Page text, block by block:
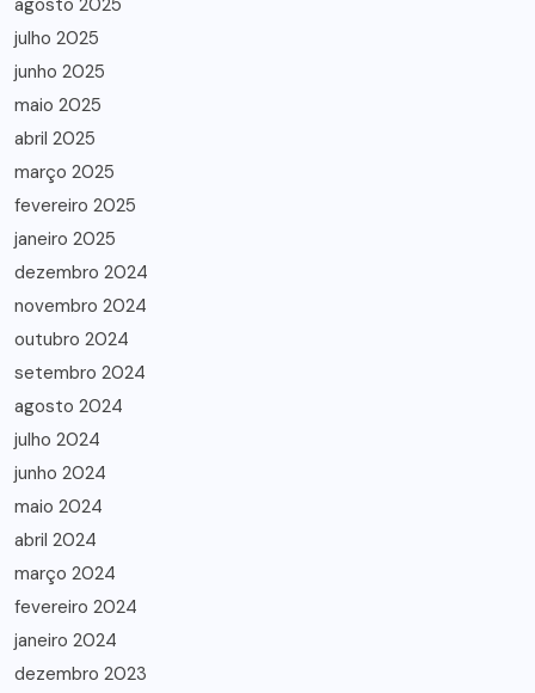
agosto 2025
julho 2025
junho 2025
maio 2025
abril 2025
março 2025
fevereiro 2025
janeiro 2025
dezembro 2024
novembro 2024
outubro 2024
setembro 2024
agosto 2024
julho 2024
junho 2024
maio 2024
abril 2024
março 2024
fevereiro 2024
janeiro 2024
dezembro 2023